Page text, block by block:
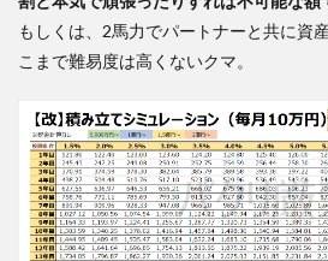
もしくは、2馬力でパートナーと共に資
こまで難易度は高くないクマ。